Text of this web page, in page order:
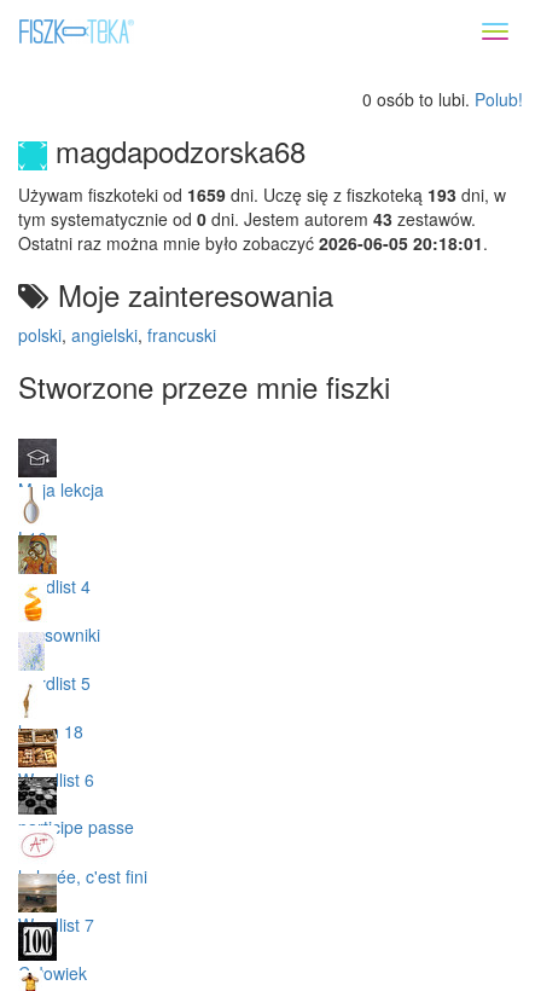
0 osób to lubi. Polub!
magdapodzorska68
Używam fiszkoteki od 1659 dni. Uczę się z fiszkoteką 193 dni, w
tym systematycznie od 0 dni. Jestem autorem 43 zestawów.
Ostatni raz można mnie było zobaczyć 2026-06-05 20:18:01.
Moje zainteresowania
polski, angielski, francuski
Stworzone przeze mnie fiszki
Moja lekcja
L16
wordlist 4
czasowniki
wordlist 5
lecon 18
Wordlist 6
participe passe
le lycée, c'est fini
Wordlist 7
Człowiek